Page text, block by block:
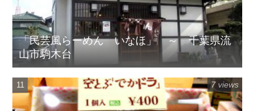
「民芸風らーめん いなほ」 ～ 千葉県流
山市駒木台
7 views